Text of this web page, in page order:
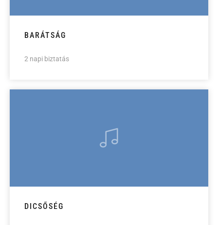
BARÁTSÁG
2 napi biztatás
DICSŐSÉG